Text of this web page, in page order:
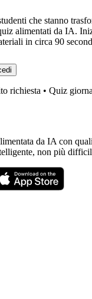
che stanno
alimentati da IA.
in circa 90
richiesta • Quiz
da IA con
non più